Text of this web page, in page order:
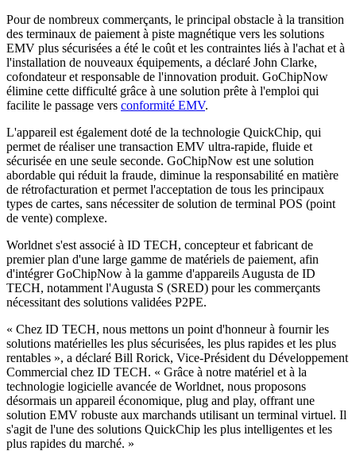
Pour de nombreux commerçants, le principal obstacle à la transition
des terminaux de paiement à piste magnétique vers les solutions
EMV plus sécurisées a été le coût et les contraintes liés à l'achat et à
l'installation de nouveaux équipements, a déclaré John Clarke,
cofondateur et responsable de l'innovation produit. GoChipNow
élimine cette difficulté grâce à une solution prête à l'emploi qui
facilite le passage vers conformité EMV.
L'appareil est également doté de la technologie QuickChip, qui
permet de réaliser une transaction EMV ultra-rapide, fluide et
sécurisée en une seule seconde. GoChipNow est une solution
abordable qui réduit la fraude, diminue la responsabilité en matière
de rétrofacturation et permet l'acceptation de tous les principaux
types de cartes, sans nécessiter de solution de terminal POS (point
de vente) complexe.
Worldnet s'est associé à ID TECH, concepteur et fabricant de
premier plan d'une large gamme de matériels de paiement, afin
d'intégrer GoChipNow à la gamme d'appareils Augusta de ID
TECH, notamment l'Augusta S (SRED) pour les commerçants
nécessitant des solutions validées P2PE.
« Chez ID TECH, nous mettons un point d'honneur à fournir les
solutions matérielles les plus sécurisées, les plus rapides et les plus
rentables », a déclaré Bill Rorick, Vice-Président du Développement
Commercial chez ID TECH. « Grâce à notre matériel et à la
technologie logicielle avancée de Worldnet, nous proposons
désormais un appareil économique, plug and play, offrant une
solution EMV robuste aux marchands utilisant un terminal virtuel. Il
s'agit de l'une des solutions QuickChip les plus intelligentes et les
plus rapides du marché. »